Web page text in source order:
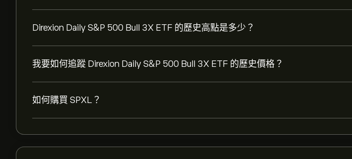
Direxion Daily S&P 500 Bull 3X ETF 的歷史高點是多少？
我要如何追蹤 Direxion Daily S&P 500 Bull 3X ETF 的歷史價格？
如何購買 SPXL？